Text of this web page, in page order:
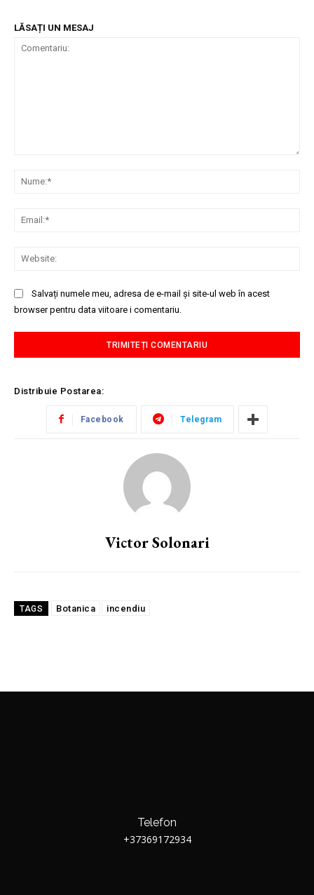
LĂSAȚI UN MESAJ
Salvați numele meu, adresa de e-mail și site-ul web în acest
browser pentru data viitoare i comentariu.
Distribuie Postarea:
Facebook Telegram
Victor Solonari
TAGS Botanica incendiu
Telefon
+37369172934